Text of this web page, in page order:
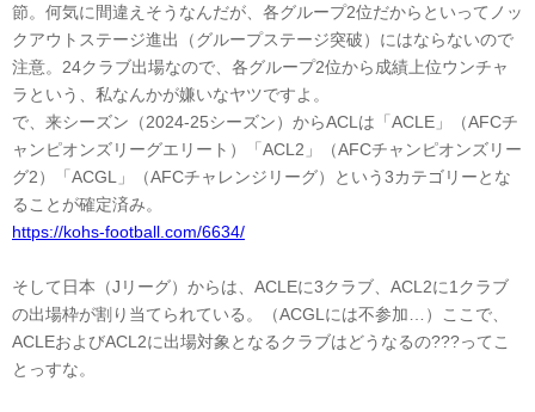
節。何気に間違えそうなんだが、各グループ2位だからといってノッ
クアウトステージ進出（グループステージ突破）にはならないので
注意。24クラブ出場なので、各グループ2位から成績上位ウンチャ
ラという、私なんかが嫌いなヤツですよ。
で、来シーズン（2024-25シーズン）からACLは「ACLE」（AFCチ
ャンピオンズリーグエリート）「ACL2」（AFCチャンピオンズリー
グ2）「ACGL」（AFCチャレンジリーグ）という3カテゴリーとな
ることが確定済み。
https://kohs-football.com/6634/
そして日本（Jリーグ）からは、ACLEに3クラブ、ACL2に1クラブ
の出場枠が割り当てられている。（ACGLには不参加…）ここで、
ACLEおよびACL2に出場対象となるクラブはどうなるの???ってこ
とっすな。